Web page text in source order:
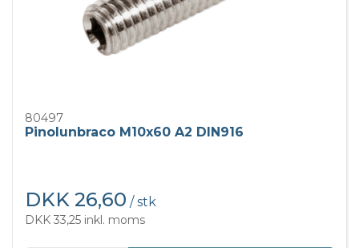
80497
Pinolunbraco M10x60 A2 DIN916
DKK 26,60 / stk
DKK 33,25 inkl. moms